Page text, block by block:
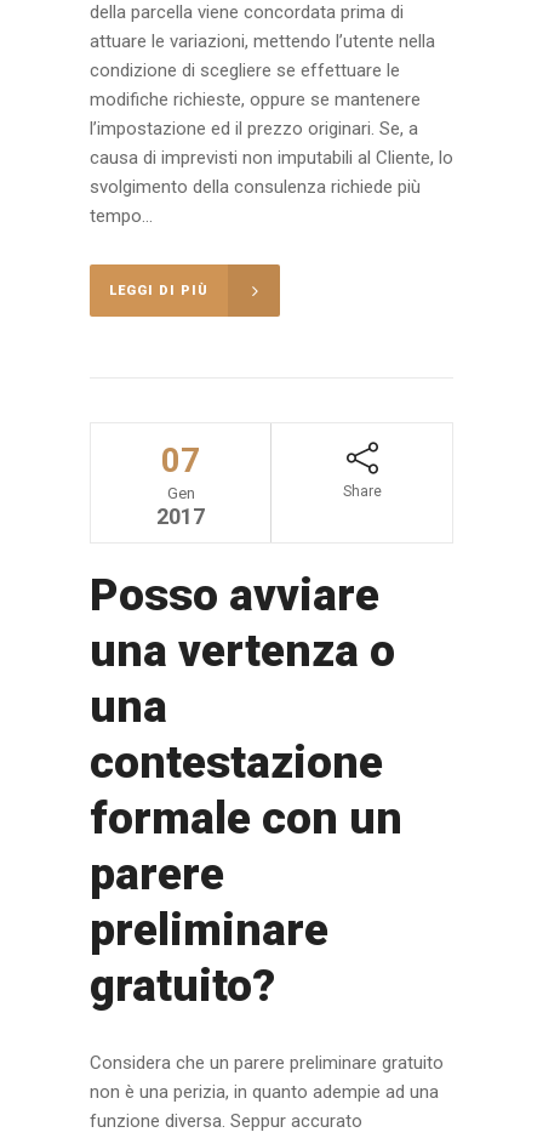
della parcella viene concordata prima di
attuare le variazioni, mettendo l’utente nella
condizione di scegliere se effettuare le
modifiche richieste, oppure se mantenere
l’impostazione ed il prezzo originari. Se, a
causa di imprevisti non imputabili al Cliente, lo
svolgimento della consulenza richiede più
tempo...
LEGGI DI PIÙ
07
Gen
2017
Share
Posso avviare
una vertenza o
una
contestazione
formale con un
parere
preliminare
gratuito?
Considera che un parere preliminare gratuito
non è una perizia, in quanto adempie ad una
funzione diversa. Seppur accurato